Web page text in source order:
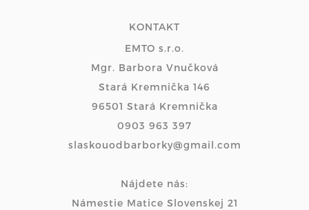
KONTAKT
EMTO s.r.o.
Mgr. Barbora Vnučková
Stará Kremnička 146
96501 Stará Kremnička
0903 963 397
slaskouodbarborky@gmail.com
Nájdete nás:
Námestie Matice Slovenskej 21